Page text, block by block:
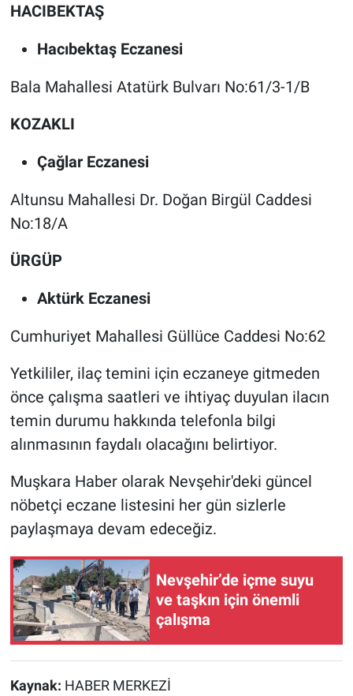
HACIBEKTAŞ
Hacıbektaş Eczanesi
Bala Mahallesi Atatürk Bulvarı No:61/3-1/B
KOZAKLI
Çağlar Eczanesi
Altunsu Mahallesi Dr. Doğan Birgül Caddesi
No:18/A
ÜRGÜP
Aktürk Eczanesi
Cumhuriyet Mahallesi Güllüce Caddesi No:62
Yetkililer, ilaç temini için eczaneye gitmeden
önce çalışma saatleri ve ihtiyaç duyulan ilacın
temin durumu hakkında telefonla bilgi
alınmasının faydalı olacağını belirtiyor.
Muşkara Haber olarak Nevşehir'deki güncel
nöbetçi eczane listesini her gün sizlerle
paylaşmaya devam edeceğiz.
Nevşehir’de içme suyu
ve taşkın için önemli
çalışma
Kaynak: HABER MERKEZİ